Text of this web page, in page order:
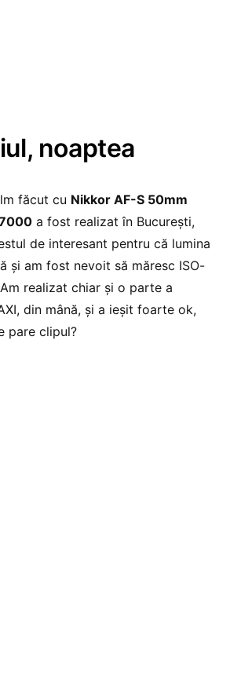
noaptea
făcut cu Nikkor AF-S 50mm
a fost realizat în București,
de interesant pentru că lumina
și am fost nevoit să măresc ISO-
realizat chiar și o parte a
din mână, și a ieșit foarte ok,
pare clipul?